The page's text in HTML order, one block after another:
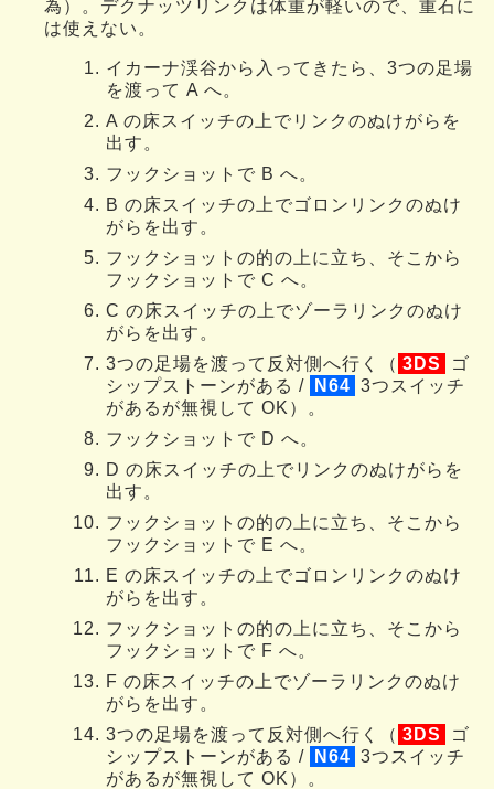
為）。デクナッツリンクは体重が軽いので、重石に
は使えない。
イカーナ渓谷から入ってきたら、3つの足場
を渡って A へ。
A の床スイッチの上でリンクのぬけがらを
出す。
フックショットで B へ。
B の床スイッチの上でゴロンリンクのぬけ
がらを出す。
フックショットの的の上に立ち、そこから
フックショットで C へ。
C の床スイッチの上でゾーラリンクのぬけ
がらを出す。
3つの足場を渡って反対側へ行く（ 3DS
ゴ
シップストーンがある /
N64 3つスイッチ
があるが無視して OK）。
フックショットで D へ。
D の床スイッチの上でリンクのぬけがらを
出す。
フックショットの的の上に立ち、そこから
フックショットで E へ。
E の床スイッチの上でゴロンリンクのぬけ
がらを出す。
フックショットの的の上に立ち、そこから
フックショットで F へ。
F の床スイッチの上でゾーラリンクのぬけ
がらを出す。
3つの足場を渡って反対側へ行く（ 3DS
ゴ
シップストーンがある /
N64 3つスイッチ
があるが無視して OK）。